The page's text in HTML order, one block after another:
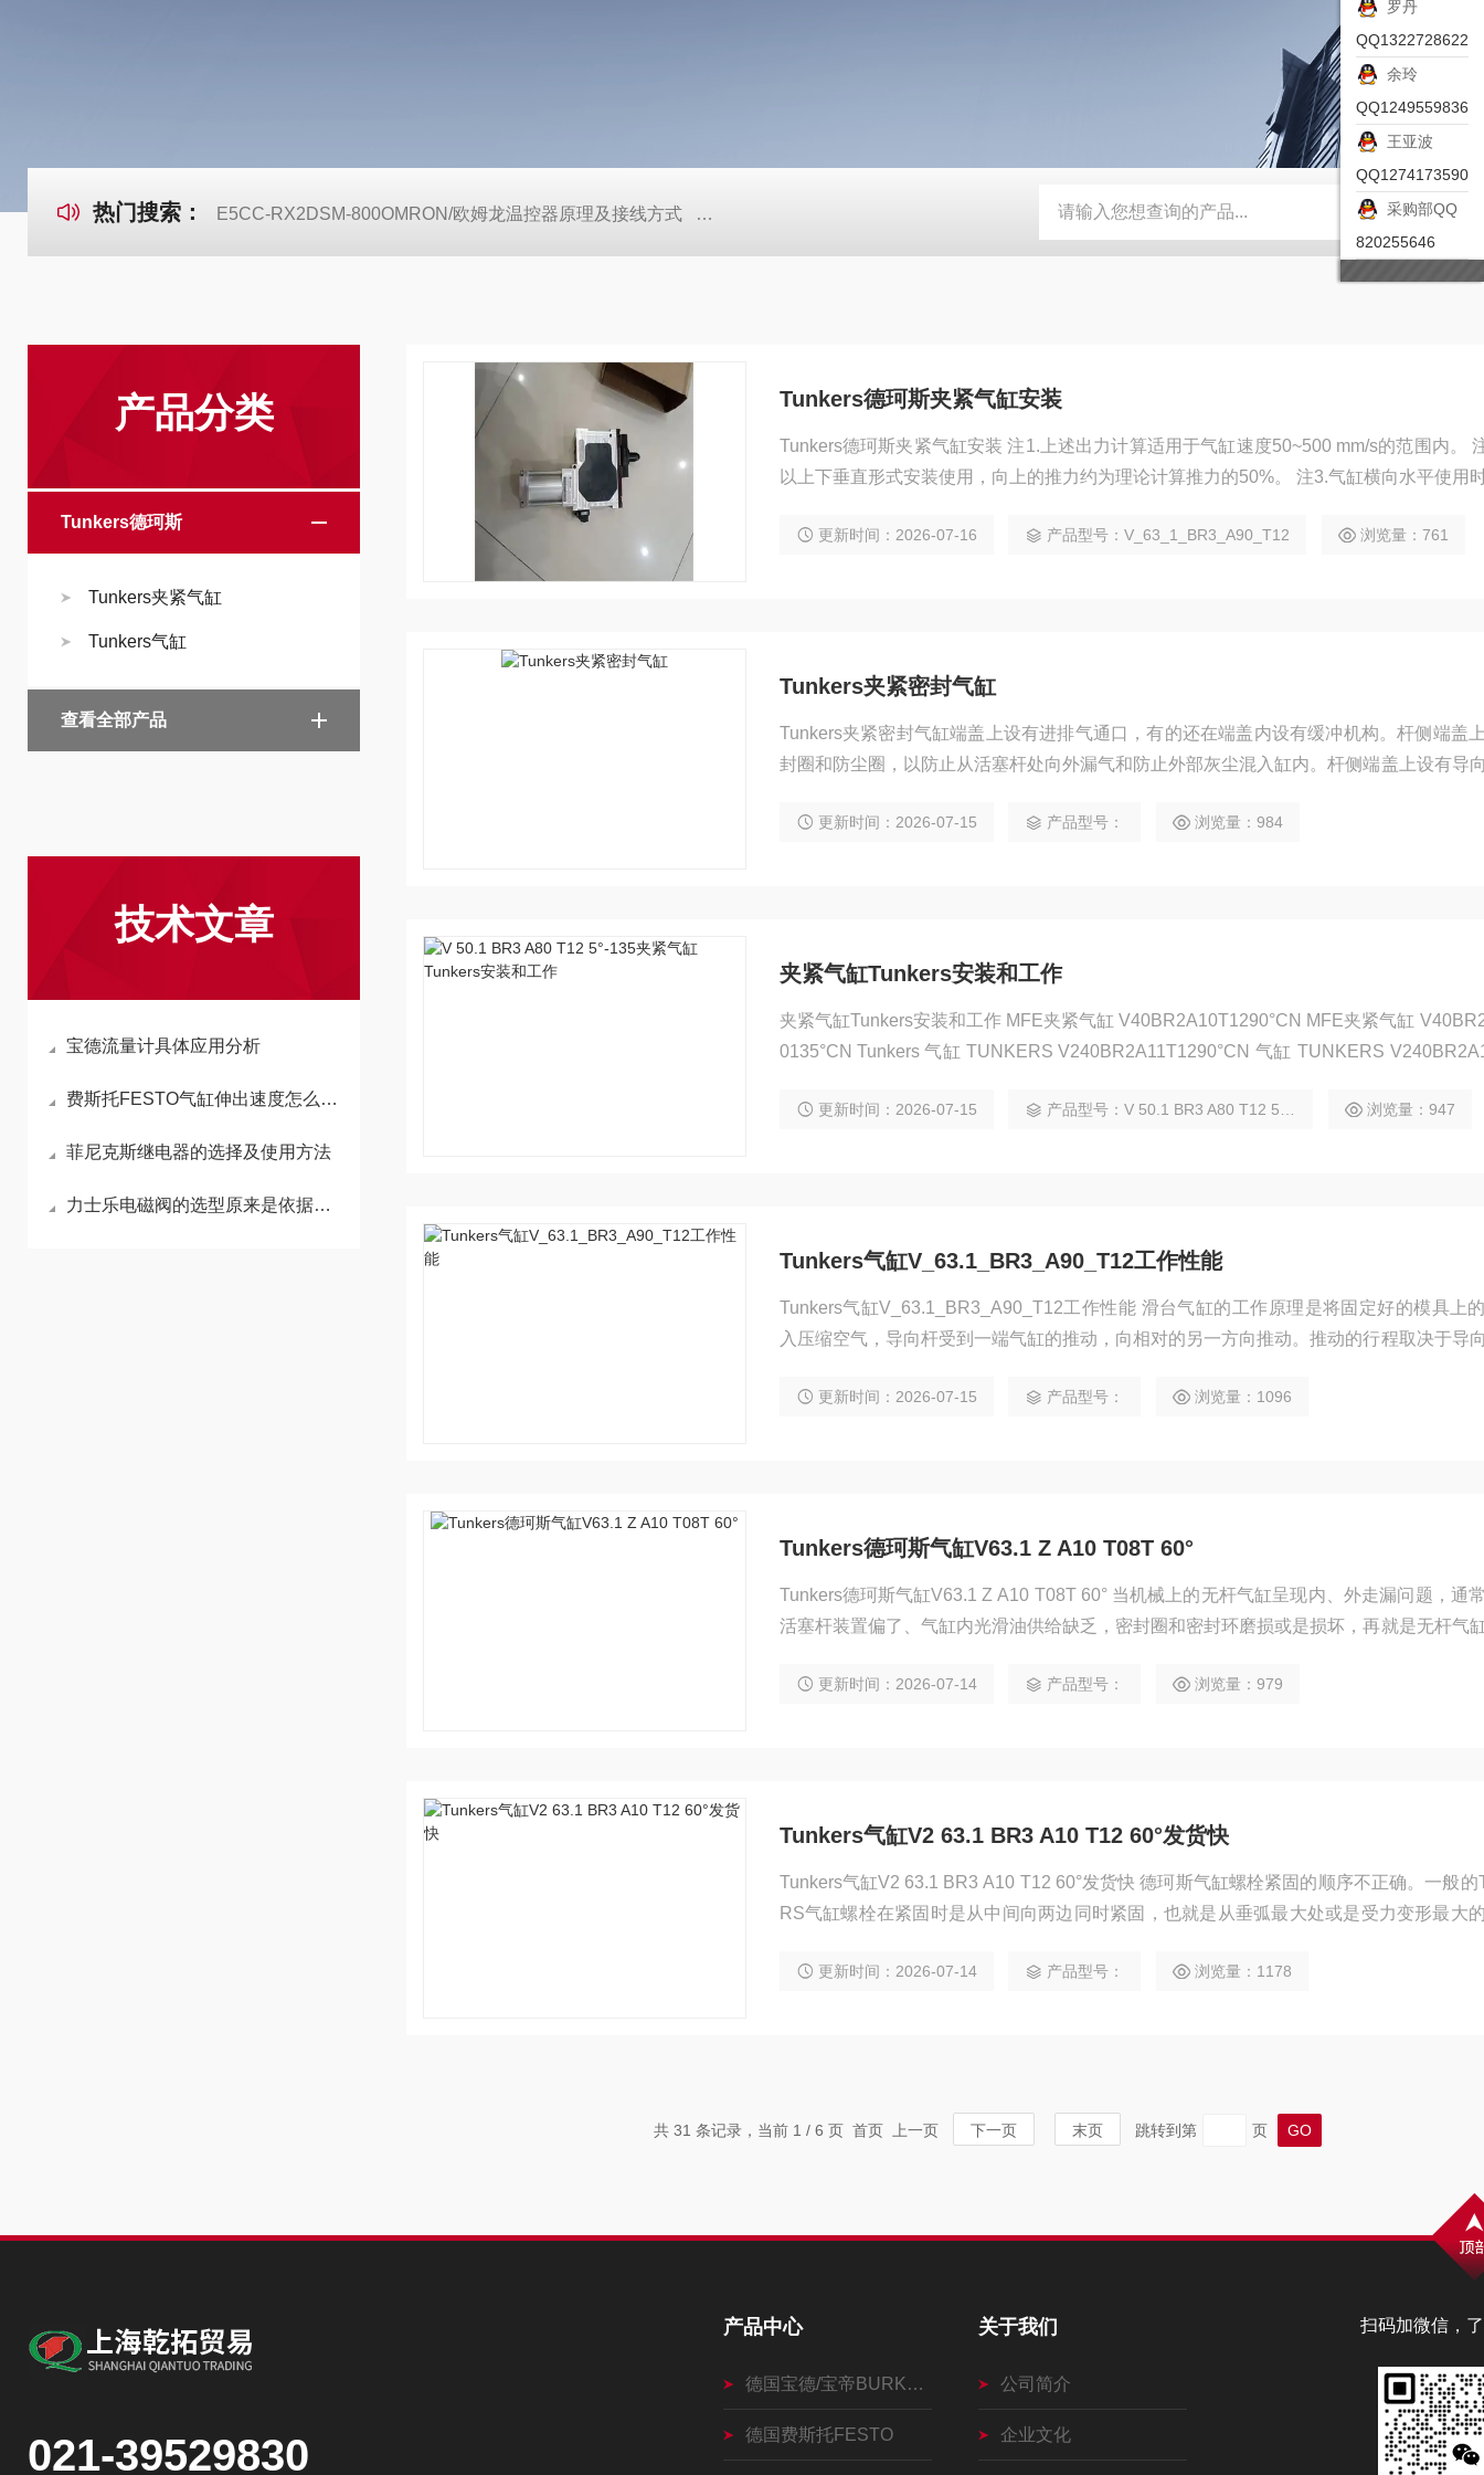
热门搜索： E5CC-RX2DSM-800OMRON/欧姆龙温控器原理及接线方式 日本SMC真空压力开关的中文资料ZK2-ZSEA-A *皮尔兹PILZ安全激光扫描仪 RZMO-TER-
产品分类
Tunkers德珂斯
Tunkers夹紧气缸
Tunkers气缸
查看全部产品
技术文章
宝德流量计具体应用分析
费斯托FESTO气缸伸出速度怎么变快
菲尼克斯继电器的选择及使用方法
力士乐电磁阀的选型原来是依据这些
Tunkers德珂斯夹紧气缸安装
Tunkers德珂斯夹紧气缸安装 注1.上述出力计算适用于气缸速度50~500 mm/s的范围内。
以上下垂直形式安装使用，向上的推力约为理论计算推力的50%。 注3.气缸横向水平使用
更新时间：2026-07-16 产品型号：V_63_1_BR3_A90_T12 浏览量：761
Tunkers夹紧密封气缸
Tunkers夹紧密封气缸端盖上设有进排气通口，有的还在端盖内设有缓冲机构。杆侧端盖
封圈和防尘圈，以防止从活塞杆处向外漏气和防止外部灰尘混入缸内。杆侧端盖上设有导
寿命。导向套通常使用烧结含油合金、前倾铜铸件。端盖过去常用可锻铸铁，为减轻重量
更新时间：2026-07-15 产品型号： 浏览量：984
夹紧气缸Tunkers安装和工作
夹紧气缸Tunkers安装和工作 MFE夹紧气缸 V40BR2A10T1290°CN MFE夹紧气缸 V40BR2A10T0
0135°CN Tunkers 气缸 TUNKERS V240BR2A11T1290°CN 气缸 TUNKERS V240BR2A10T129
更新时间：2026-07-15 产品型号：V 50.1 BR3 A80 T12 5°-135 浏览量：947
Tunkers气缸V_63.1_BR3_A90_T12工作性能
Tunkers气缸V_63.1_BR3_A90_T12工作性能 滑台气缸的工作原理是将固定好的模具上
入压缩空气，导向杆受到一端气缸的推动，向相对的另一方向推动。推动的行程取决于导
更新时间：2026-07-15 产品型号： 浏览量：1096
Tunkers德珂斯气缸V63.1 Z A10 T08T 60°
Tunkers德珂斯气缸V63.1 Z A10 T08T 60° 当机械上的无杆气缸呈现内、外走漏问题，通常是因为
活塞杆装置偏了、气缸内光滑油供给缺乏，密封圈和密封环磨损或是损坏，再就是无杆气
活塞杆与缸筒的同轴度；
更新时间：2026-07-14 产品型号： 浏览量：979
Tunkers气缸V2 63.1 BR3 A10 T12 60°发货快
Tunkers气缸V2 63.1 BR3 A10 T12 60°发货快 德珂斯气缸螺栓紧固的顺序不正确。一般
RS气缸螺栓在紧固时是从中间向两边同时紧固，也就是从垂弧最大处或是受力变形最大
更新时间：2026-07-14 产品型号： 浏览量：1178
共 31 条记录，当前 1 / 6 页 首页 上一页 下一页 末页 跳转到第 页
扫码加微信，
021-39529830
产品中心
德国宝德/宝帝BURKERT
德国费斯托FESTO
关于我们
公司简介
企业文化
罗丹
QQ1322728622
余玲
QQ1249559836
王亚波
QQ1274173590
采购部QQ
820255646